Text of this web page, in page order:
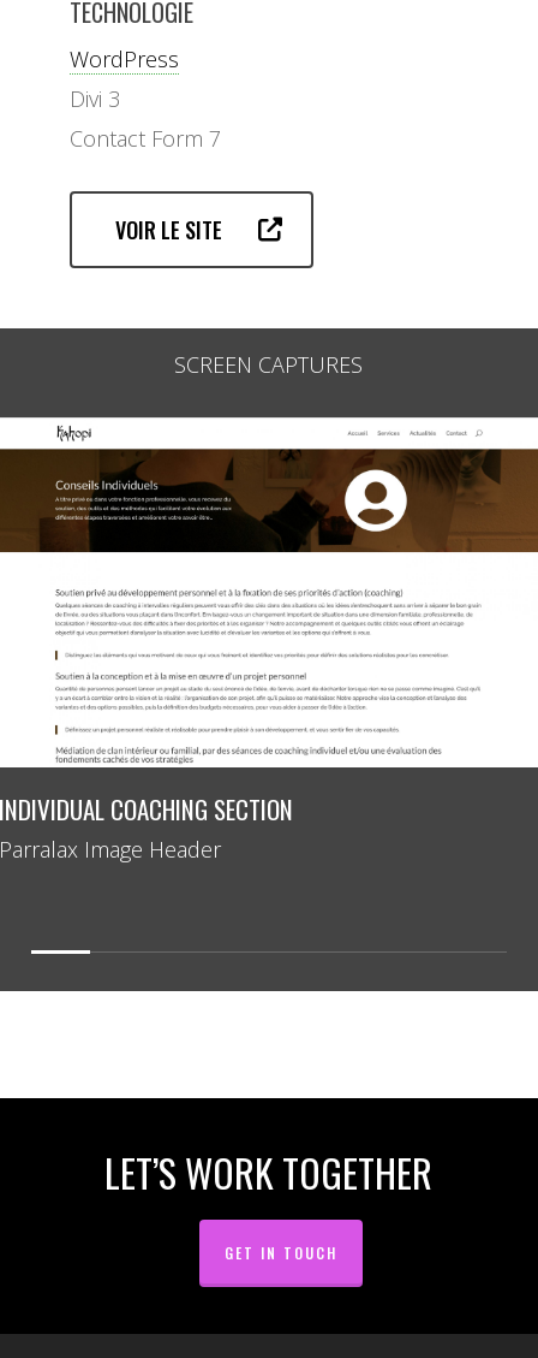
TECHNOLOGIE
WordPress
Divi 3
Contact Form 7
VOIR LE SITE
SCREEN CAPTURES
OUR SERVICES PAGE
LET’S WORK TOGETHER
GET IN TOUCH